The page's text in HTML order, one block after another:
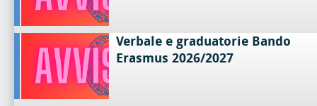
Verbale e graduatorie Bando
Erasmus 2026/2027